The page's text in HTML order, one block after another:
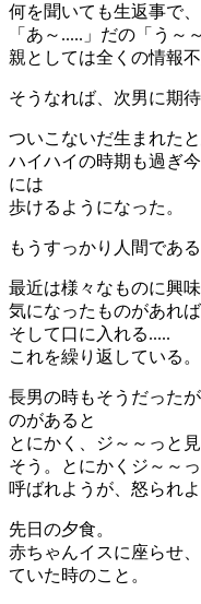
何を聞いても生返事で、
「あ～.....」だの「う～
親としては全くの情報
そうなれば、次男に期
ついこないだ生まれた
ハイハイの時期も過ぎ
には
歩けるようになった。
もうすっかり人間である
最近は様々なものに興
気になったものがあれ
そして口に入れる.....
これを繰り返している。
長男の時もそうだった
のがあると
とにかく、ジ～～っと
そう。とにかくジ～～っ
呼ばれようが、怒られ
先日の夕食。
赤ちゃんイスに座らせ
ていた時のこと。